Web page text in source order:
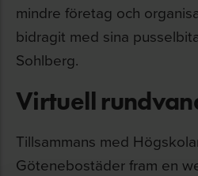
mindre företag och
bidragit med sina
Sohlberg.
Virtuell
Tillsammans med
Götenebostäder fram en